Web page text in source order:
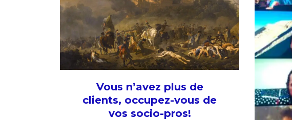
Vous n’avez plus de
clients, occupez-vous de
vos socio-pros!